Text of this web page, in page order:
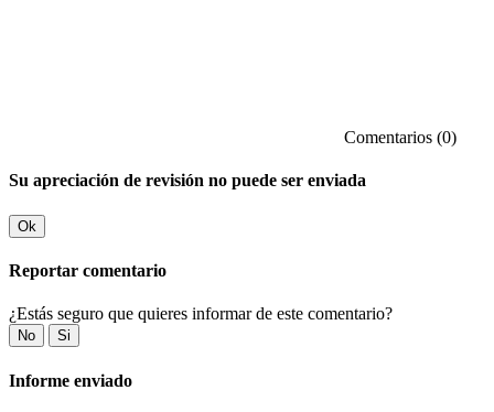
Comentarios (0)
Su apreciación de revisión no puede ser enviada
Ok
Reportar comentario
¿Estás seguro que quieres informar de este comentario?
No Si
Informe enviado